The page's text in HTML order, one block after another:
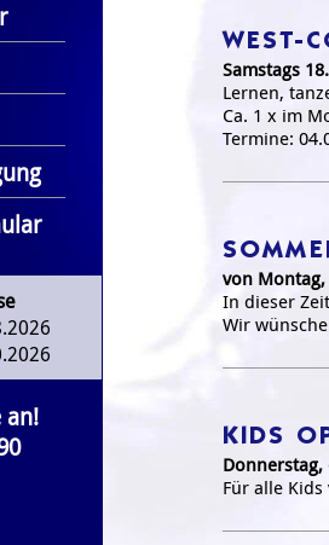
an!
WEST-
Samstags
Lernen,
Ca. 1 x im
Termine:
von
In dieser
Wir
KIDS
Donnerstag,
Für alle